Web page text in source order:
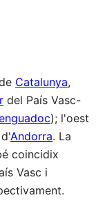
Catalunya,
del País Vasc-
); l'oest
Andorra. La
coincidix
Vasc i